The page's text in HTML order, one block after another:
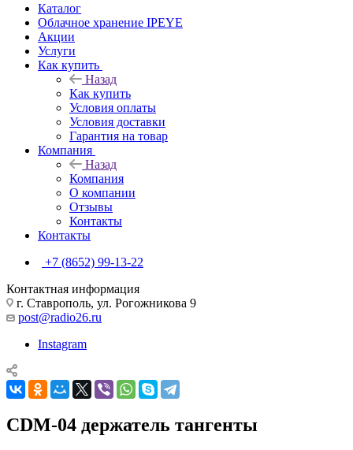
Каталог
Облачное хранение IPEYE
Акции
Услуги
Как купить
Назад
Как купить
Условия оплаты
Условия доставки
Гарантия на товар
Компания
Назад
Компания
О компании
Отзывы
Контакты
Контакты
+7 (8652) 99-13-22
Контактная информация
г. Ставрополь, ул. Рогожникова 9
post@radio26.ru
Instagram
CDM-04 держатель тангенты